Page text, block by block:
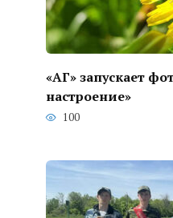
«АГ» запускает
настроение»
100